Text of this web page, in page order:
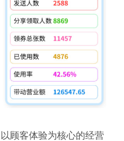
顾客体验为核心的经营